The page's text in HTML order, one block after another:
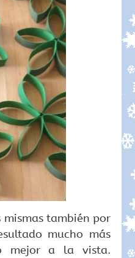
mismas también por
mucho más
mejor a la vista.